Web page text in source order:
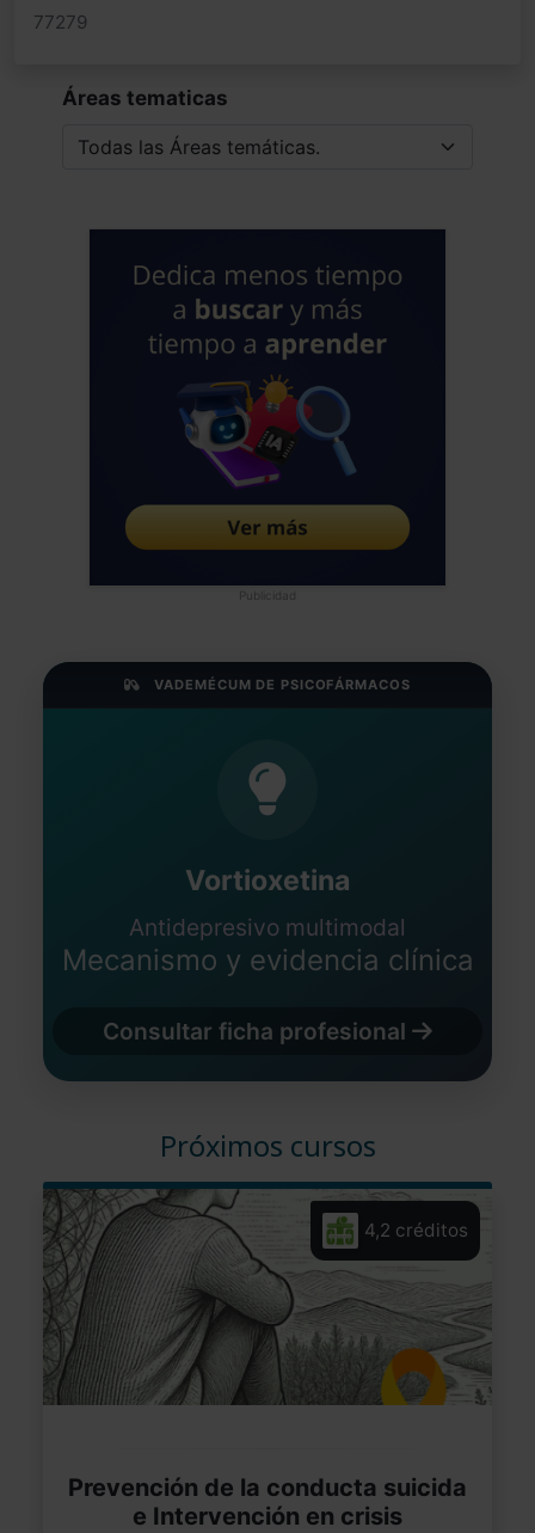
77279
Áreas tematicas
Publicidad
VADEMÉCUM DE PSICOFÁRMACOS
Vortioxetina
Antidepresivo multimodal
Mecanismo y evidencia clínica
Consultar ficha profesional
Próximos cursos
4,2 créditos
Prevención de la conducta suicida
e Intervención en crisis